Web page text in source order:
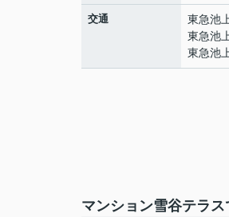
交通 東急池
東急池
東急池
マンション雪谷テラ